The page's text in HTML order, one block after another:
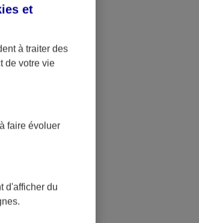
et
à traiter des
de votre vie
faire évoluer
d'afficher du